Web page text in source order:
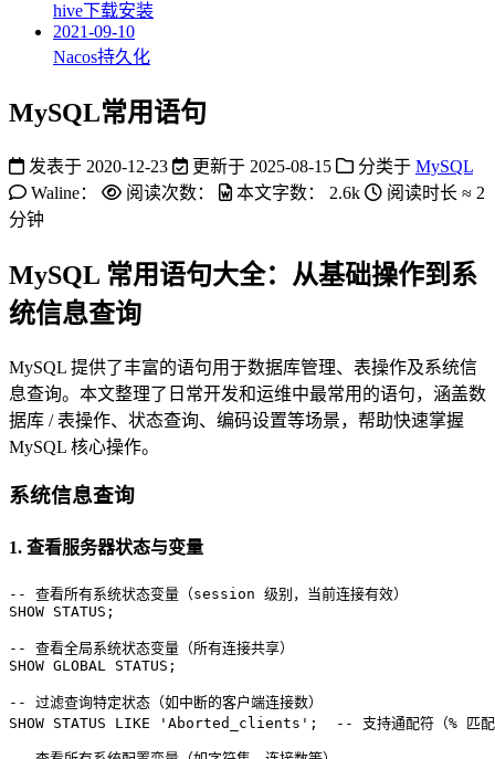
hive下载安装
2021-09-10
Nacos持久化
MySQL常用语句
发表于 2020-12-23 更新于 2025-08-15 分类于 MySQL
Waline：
阅读次数： 本文字数： 2.6k 阅读时长 ≈ 2
分钟
MySQL 常用语句大全：从基础操作到系
统信息查询
MySQL 提供了丰富的语句用于数据库管理、表操作及系统信
息查询。本文整理了日常开发和运维中最常用的语句，涵盖数
据库 / 表操作、状态查询、编码设置等场景，帮助快速掌握
MySQL 核心操作。
系统信息查询
1. 查看服务器状态与变量
-- 查看所有系统状态变量（session 级别，当前连接有效）
SHOW STATUS;
-- 查看全局系统状态变量（所有连接共享）
SHOW GLOBAL STATUS;
-- 过滤查询特定状态（如中断的客户端连接数）
SHOW STATUS LIKE 'Aborted_clients' ; -- 支持通配符（% 匹